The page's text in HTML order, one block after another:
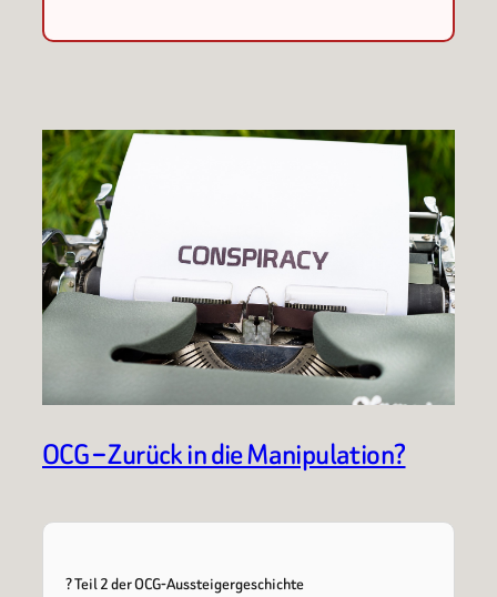
OCG – Zurück in die Manipulation?
? Teil 2 der OCG-Aussteigergeschichte